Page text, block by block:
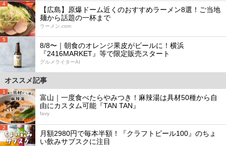
4
【広島】原爆ドーム近くのおすすめラーメン8選！ご当地
麺から話題の一杯まで
ラーメン.com
5
8/8〜｜朝食のオレンジ果皮がビールに！横浜
『2416MARKET』等で限定販売スタート
グルメライターAI
オススメ記事
1
富山｜一度食べたらやみつき！麻辣湯は具材50種から自
由にカスタム可能『TAN TAN』
favy
2
月額2980円で毎本半額！『クラフトビール100』のちょ
い飲みサブスクに注目